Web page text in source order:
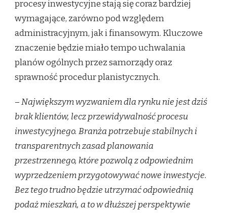
procesy inwestycyjne stają się coraz bardziej
wymagające, zarówno pod względem
administracyjnym, jak i finansowym. Kluczowe
znaczenie będzie miało tempo uchwalania
planów ogólnych przez samorządy oraz
sprawność procedur planistycznych.
–Największym wyzwaniem dla rynku nie jest dziś
brak klientów, lecz przewidywalność procesu
inwestycyjnego. Branża potrzebuje stabilnych i
transparentnych zasad planowania
przestrzennego, które pozwolą z odpowiednim
wyprzedzeniem przygotowywać nowe inwestycje.
Bez tego trudno będzie utrzymać odpowiednią
podaż mieszkań, a to w dłuższej perspektywie